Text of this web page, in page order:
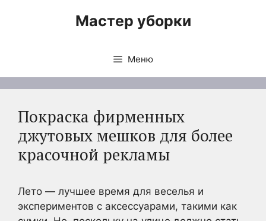
Мастер уборки
Меню
Покраска фирменных
джутовых мешков для более
красочной рекламы
Лето — лучшее время для веселья и
экспериментов с аксессуарами, такими как